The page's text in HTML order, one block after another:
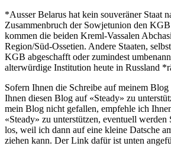
*Ausser Belarus hat kein souveräner Staat
Zusammenbruch der Sowjetunion den
kommen die beiden Kreml-Vassalen
Region/Süd-Ossetien. Andere Staaten,
KGB abgeschafft oder zumindest
alterwürdige Institution heute in Russland
Sofern Ihnen die Schreibe auf meinem
Ihnen diesen Blog auf «Steady» zu
mein Blog nicht gefallen, empfehle ich
«Steady» zu unterstützen, eventuell werden
los, weil ich dann auf eine kleine Datsche
ziehen kann. Der Link dafür ist unten